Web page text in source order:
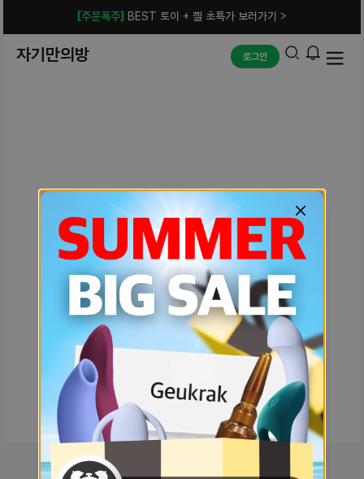
[주문폭주] BEST 토이 + 젤 초특가 보러가기 >
자기만의방 로그인
예상치 못한 에러입니다.